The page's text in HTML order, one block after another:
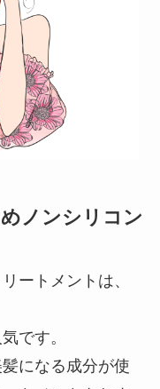
ノンシリコン
ートメントは、
です。
になる成分が使